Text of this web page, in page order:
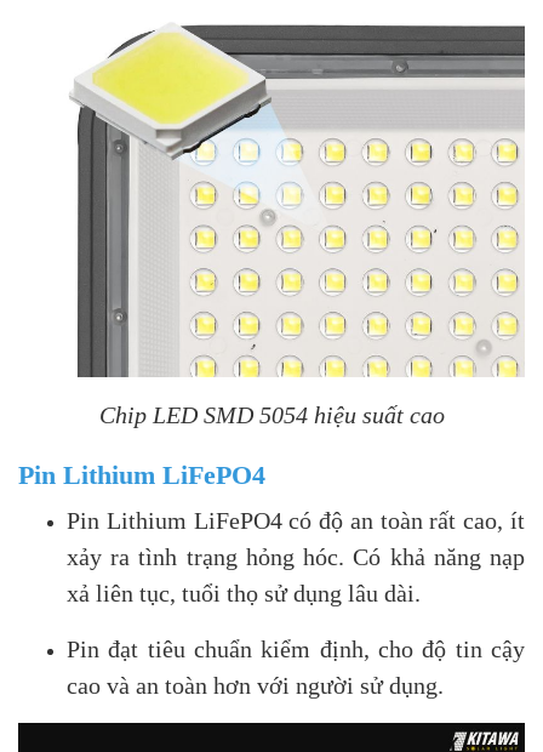
Chip LED SMD 5054 hiệu suất cao
Pin Lithium LiFePO4
Pin Lithium LiFePO4 có độ an toàn rất cao, ít
xảy ra tình trạng hỏng hóc. Có khả năng nạp
xả liên tục, tuổi thọ sử dụng lâu dài.
Pin đạt tiêu chuẩn kiểm định, cho độ tin cậy
cao và an toàn hơn với người sử dụng.